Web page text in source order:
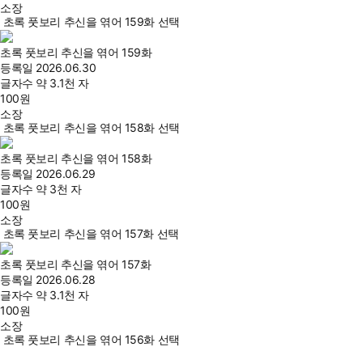
소장
초록 풋보리 추신을 엮어 159화 선택
초록 풋보리 추신을 엮어 159화
등록일 2026.06.30
글자수 약 3.1천 자
100원
소장
초록 풋보리 추신을 엮어 158화 선택
초록 풋보리 추신을 엮어 158화
등록일 2026.06.29
글자수 약 3천 자
100원
소장
초록 풋보리 추신을 엮어 157화 선택
초록 풋보리 추신을 엮어 157화
등록일 2026.06.28
글자수 약 3.1천 자
100원
소장
초록 풋보리 추신을 엮어 156화 선택